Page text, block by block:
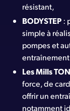
résistant,
BODYSTEP:
simple à
pompes et
Les Mills
force, de
offrir un
notamment